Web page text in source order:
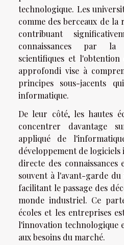
technologique. Les
comme des berceaux de
contribuant
connaissances par la
scientifiques et
approfondi vise à
principes sous-jacents
informatique.
De leur côté, les hautes
concentrer davantage
appliqué de
développement de
directe des
souvent à l'avant-garde
facilitant le passage des
monde industriel. Ce
écoles et les entreprises
l'innovation technologique
aux besoins du marché.